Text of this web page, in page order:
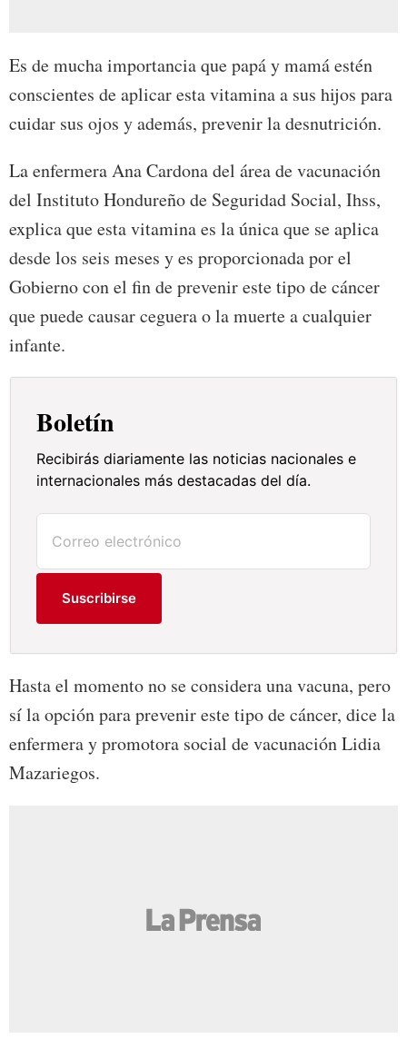
Es de mucha importancia que papá y mamá estén
conscientes de aplicar esta vitamina a sus hijos para
cuidar sus ojos y además, prevenir la desnutrición.
La enfermera Ana Cardona del área de vacunación
del Instituto Hondureño de Seguridad Social, Ihss,
explica que esta vitamina es la única que se aplica
desde los seis meses y es proporcionada por el
Gobierno con el fin de prevenir este tipo de cáncer
que puede causar ceguera o la muerte a cualquier
infante.
Boletín
Recibirás diariamente las noticias nacionales e
internacionales más destacadas del día.
Suscribirse
Hasta el momento no se considera una vacuna, pero
sí la opción para prevenir este tipo de cáncer, dice la
enfermera y promotora social de vacunación Lidia
Mazariegos.